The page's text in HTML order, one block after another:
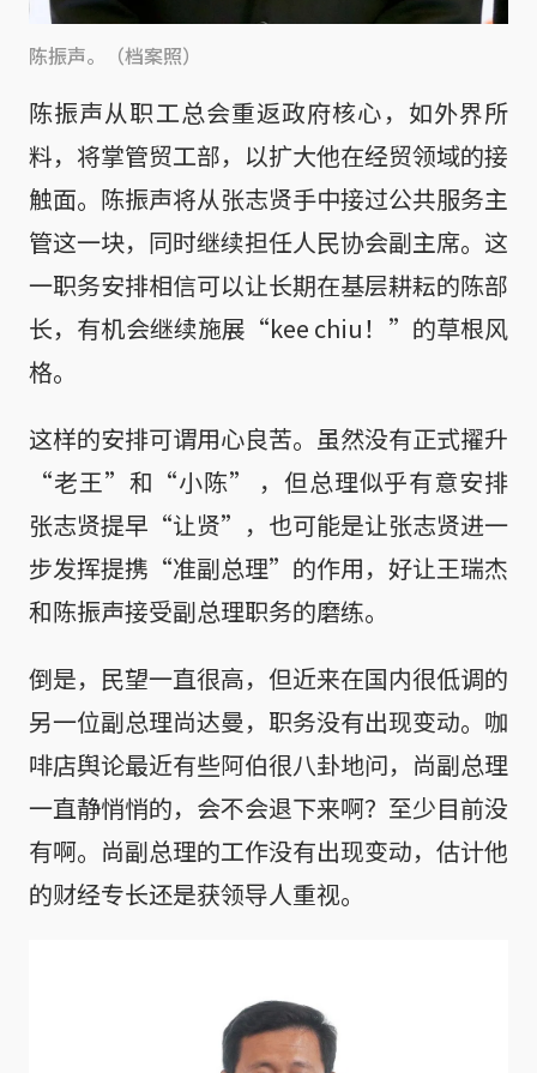
陈振声。（档案照）
陈振声从职工总会重返政府核心，如外界所
料，将掌管贸工部，以扩大他在经贸领域的接
触面。陈振声将从张志贤手中接过公共服务主
管这一块，同时继续担任人民协会副主席。这
一职务安排相信可以让长期在基层耕耘的陈部
长，有机会继续施展“kee chiu！”的草根风
格。
这样的安排可谓用心良苦。虽然没有正式擢升
“老王”和“小陈” ，但总理似乎有意安排
张志贤提早“让贤”，也可能是让张志贤进一
步发挥提携“准副总理”的作用，好让王瑞杰
和陈振声接受副总理职务的磨练。
倒是，民望一直很高，但近来在国内很低调的
另一位副总理尚达曼，职务没有出现变动。咖
啡店舆论最近有些阿伯很八卦地问，尚副总理
一直静悄悄的，会不会退下来啊？至少目前没
有啊。尚副总理的工作没有出现变动，估计他
的财经专长还是获领导人重视。